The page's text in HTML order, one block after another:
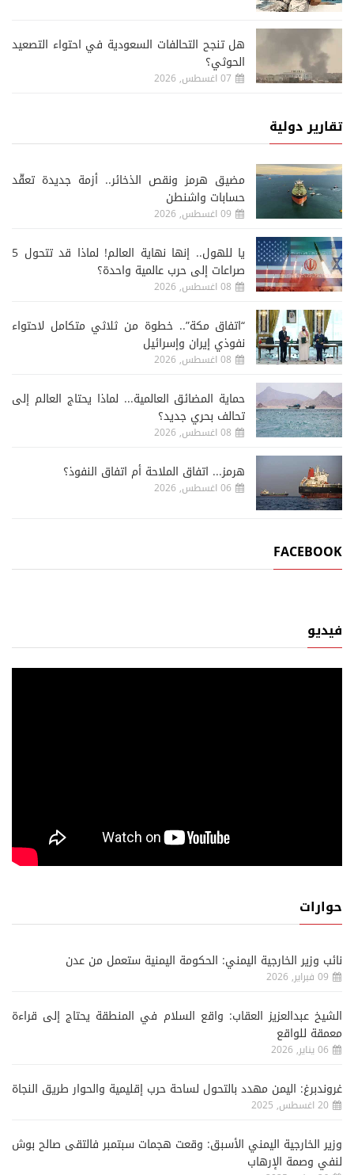
هل تنجح التحالفات السعودية في احتواء التصعيد
الحوثي؟
07 اغسطس, 2026
تقارير دولية
مضيق هرمز ونقص الذخائر.. أزمة جديدة تعقّد
حسابات واشنطن
09 اغسطس, 2026
يا للهول.. إنها نهاية العالم! لماذا قد تتحول 5
صراعات إلى حرب عالمية واحدة؟
08 اغسطس, 2026
“اتفاق مكة”.. خطوة من ثلاثي متكامل لاحتواء
نفوذي إيران وإسرائيل
08 اغسطس, 2026
حماية المضائق العالمية... لماذا يحتاج العالم إلى
تحالف بحري جديد؟
08 اغسطس, 2026
هرمز... اتفاق الملاحة أم اتفاق النفوذ؟
06 اغسطس, 2026
FACEBOOK
فيديو
حوارات
نائب وزير الخارجية اليمني: الحكومة اليمنية ستعمل من عدن
09 فبراير, 2026
الشيخ عبدالعزيز العقاب: واقع السلام في المنطقة يحتاج إلى قراءة
معمقة للواقع
06 يناير, 2026
غروندبرغ: اليمن مهدد بالتحول لساحة حرب إقليمية والحوار طريق النجاة
20 اغسطس, 2025
وزير الخارجية اليمني الأسبق: وقعت هجمات سبتمبر فالتقى صالح بوش
لنفي وصمة الإرهاب